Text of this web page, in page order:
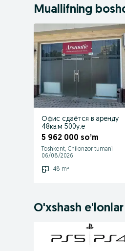
Muallifning
Офис сдаётся в аренду
48кв.м 500у.е
5 962 000 so’m
Toshkent, Chilonzor tumani
06/08/2026
48 m²
O'xshash e'lonlar